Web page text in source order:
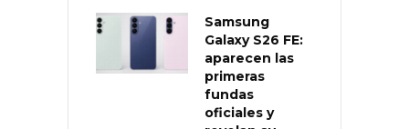
Samsung
Galaxy S26 FE:
aparecen las
primeras
fundas
oficiales y